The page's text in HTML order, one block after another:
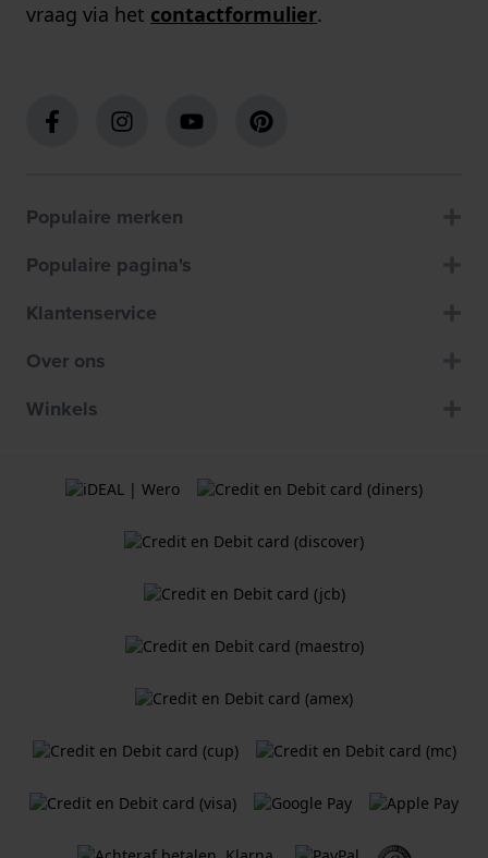
vraag via het contactformulier.
Populaire merken
Populaire pagina's
Klantenservice
Over ons
Winkels